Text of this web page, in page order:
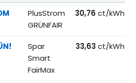
Anbieterwechsel;
PlusStrom
GRÜNFAIR
30,76 ct/kWh
Spar
Smart
FairMax
33,63 ct/kWh